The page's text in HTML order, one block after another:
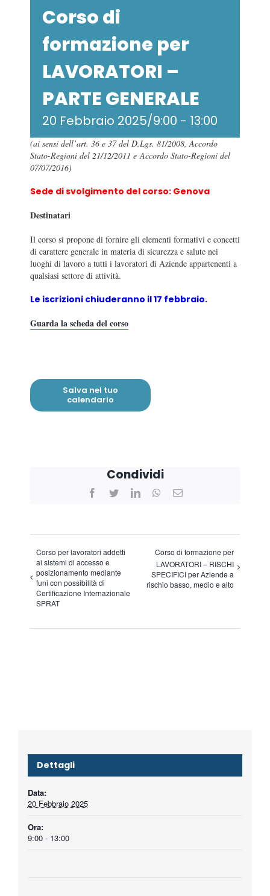
Corso di
formazione per
LAVORATORI –
PARTE GENERALE
20 Febbraio 2025/9:00 - 13:00
(ai sensi dell’art. 36 e 37 del D.Lgs. 81/2008, Accordo
Stato-Regioni del 21/12/2011 e Accordo Stato-Regioni del
07/07/2016)
Sede di svolgimento del corso: Genova
Destinatari
Il corso si propone di fornire gli elementi formativi e concetti
di carattere generale in materia di sicurezza e salute nei
luoghi di lavoro a tutti i lavoratori di Aziende appartenenti a
qualsiasi settore di attività.
Le iscrizioni chiuderanno il 17 febbraio.
Guarda la scheda del corso
Salva nel tuo
calendario
Condividi
Facebook
Twitter LinkedInWhatsApp
Corso per lavoratori addetti
ai sistemi di accesso e
posizionamento mediante
funi con possibilità di
Certificazione Internazionale
SPRAT
Corso di formazione per
LAVORATORI – RISCHI
SPECIFICI per Aziende a
rischio basso, medio e alto
Dettagli
Data:
20 Febbraio 2025
Ora:
9:00 - 13:00